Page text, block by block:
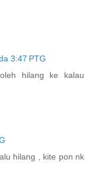
3:47 PTG
hilang ke kalau
hilang , kite pon nk